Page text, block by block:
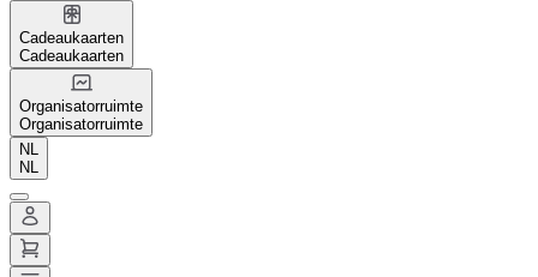
Cadeaukaarten
Cadeaukaarten
Organisatorruimte
Organisatorruimte
NL
NL